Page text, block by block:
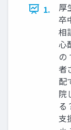
1.
厚
卒
相
心
の
者
配
院
る
支